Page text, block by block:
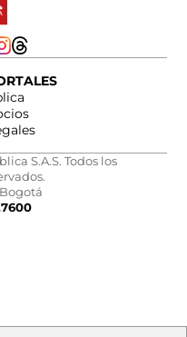
S.A.S. Todos los
Bogotá